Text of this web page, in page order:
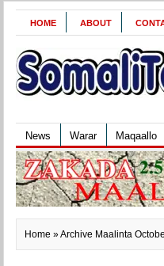
HOME ABOUT
News Warar Maqaallo
Home » Archive Maalinta